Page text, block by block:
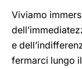
Viviamo
e
fermarci lungo